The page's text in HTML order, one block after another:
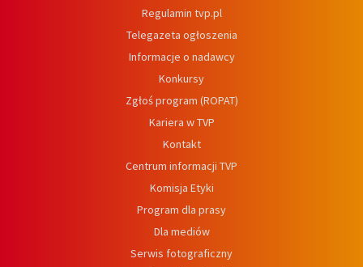
Regulamin tvp.pl
Telegazeta ogłoszenia
Informacje o nadawcy
Konkursy
Zgłoś program (ROPAT)
Kariera w TVP
Kontakt
Centrum informacji TVP
Komisja Etyki
Program dla prasy
Dla mediów
Serwis fotograficzny